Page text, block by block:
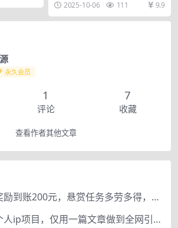
15w+2025-10-06 111 9.9
永久会员
1
评论
7
收藏
查看作者其他文章
赏帮赚悬赏奖励到账200元，悬赏任务多劳多得，人人可做。
网创公众号个人ip项目，仅用一篇文章做到全网引流！